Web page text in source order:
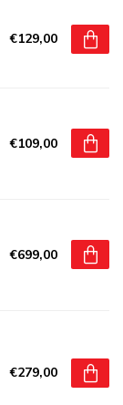
€129,00
€109,00
€699,00
€279,00